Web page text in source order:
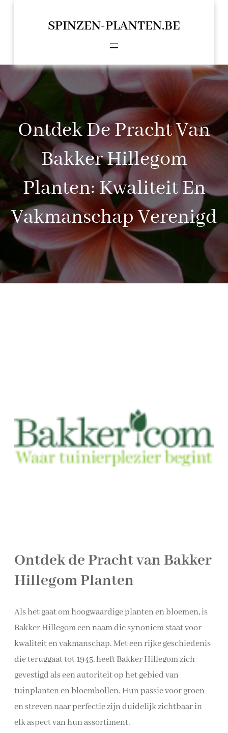
SPINZEN-PLANTEN.BE
Ontdek De Pracht Van
Bakker Hillegom
Planten: Kwaliteit En
Vakmanschap Verenigd
Ontdek de Pracht van Bakker
Hillegom Planten
Als het gaat om hoogwaardige planten en bloemen, is
Bakker Hillegom een naam die synoniem staat voor
kwaliteit en vakmanschap. Met een rijke geschiedenis
die teruggaat tot 1945, heeft Bakker Hillegom zich
gevestigd als een autoriteit op het gebied van
tuinplanten en bloembollen. Hun passie voor groen
en streven naar perfectie zijn duidelijk zichtbaar in
elk aspect van hun assortiment.